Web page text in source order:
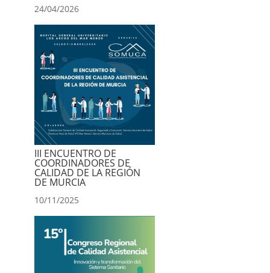
24/04/2026
III ENCUENTRO DE
COORDINADORES DE
CALIDAD DE LA REGIÓN
DE MURCIA
10/11/2025